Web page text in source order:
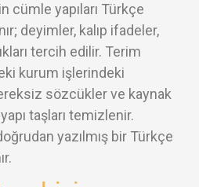
cümle yapıları Türkçe
deyimler, kalıp ifadeler,
tercih edilir. Terim
kurum işlerindeki
sözcükler ve kaynak
taşları temizlenir.
yazılmış bir Türkçe